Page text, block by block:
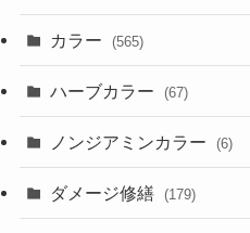
カラー (565)
ハーブカラー (67)
ノンジアミンカラー (6)
ダメージ修繕 (179)